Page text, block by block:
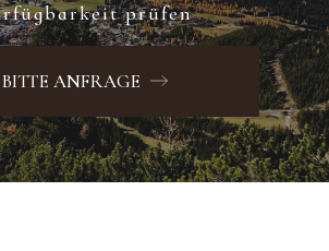
prüfen
06 August
2026
Check-out
BITTE ANFRAGE